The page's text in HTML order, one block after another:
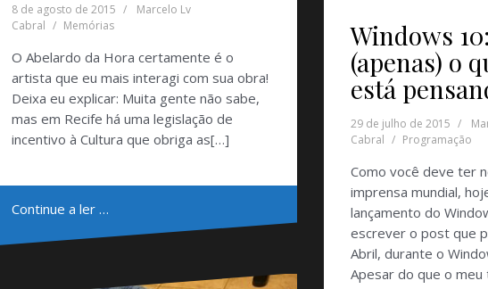
8 de agosto de 2015
Marcelo Lv
Cabral
Memórias
O Abelardo da Hora certamente é o
artista que eu mais interagi com sua obra!
Deixa eu explicar: Muita gente não sabe,
mas em Recife há uma legislação de
incentivo à Cultura que obriga as[…]
Continue a ler …
Windows
(apenas) o
está
29 de julho de 2015
Cabral
Programação
Como você deve ter
imprensa mundial,
lançamento do
escrever o post que
Abril, durante o
Apesar do que o